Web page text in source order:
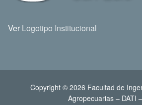
Ver Logotipo Institucional
Copyright © 2026 Facultad de
Agropecuarias – DATI